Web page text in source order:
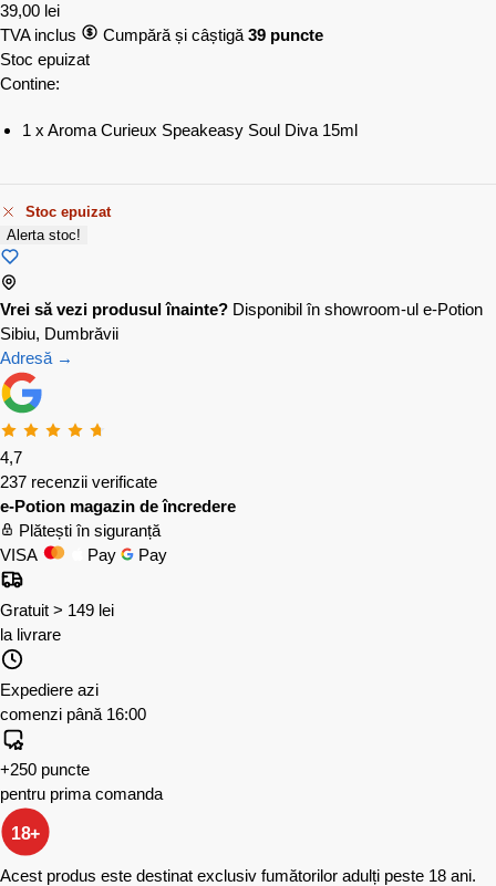
39,00 lei
TVA inclus
Cumpără și câștigă 39 puncte
Stoc epuizat
Contine:
1 x Aroma Curieux Speakeasy Soul Diva 15ml
Stoc epuizat
Alerta stoc!
Vrei să vezi produsul înainte? Disponibil în showroom-ul e-Potion
Sibiu, Dumbrăvii
Adresă →
4,7
237 recenzii verificate
e-Potion magazin de încredere
Plătești în siguranță
VISA
Pay Pay
Gratuit > 149 lei
la livrare
Expediere azi
comenzi până 16:00
+250 puncte
pentru prima comanda
18+
Acest produs este destinat exclusiv fumătorilor adulți peste 18 ani.